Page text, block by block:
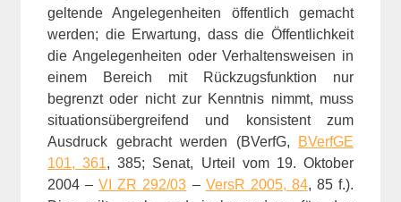
geltende Angelegenheiten öffentlich gemacht
werden; die Erwartung, dass die Öffentlichkeit
die Angelegenheiten oder Verhaltensweisen in
einem Bereich mit Rückzugsfunktion nur
begrenzt oder nicht zur Kenntnis nimmt, muss
situationsübergreifend und konsistent zum
Ausdruck gebracht werden (BVerfG,
BVerfGE
101, 361, 385; Senat, Urteil vom 19. Oktober
2004 –VI ZR 292/03 – VersR 2005, 84, 85 f.).